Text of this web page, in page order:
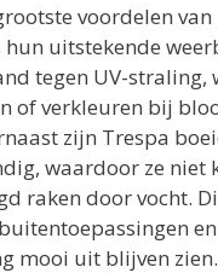
voordelen van
hun uitstekende
tegen UV-straling,
of verkleuren bij
zijn Trespa
waardoor ze niet
raken door vocht.
mooi uit blijven zien.